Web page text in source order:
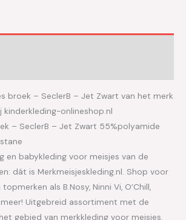
broek – SeclerB – Jet Zwart van het merk
kinderkleding-onlineshop.nl
– SeclerB – Jet Zwart 55%polyamide
en babykleding voor meisjes van de
dát is Merkmeisjeskleding.nl. Shop voor
als B.Nosy, Ninni Vi, O’Chill,
Uitgebreid assortiment met de
gebied van merkkleding voor meisjes.